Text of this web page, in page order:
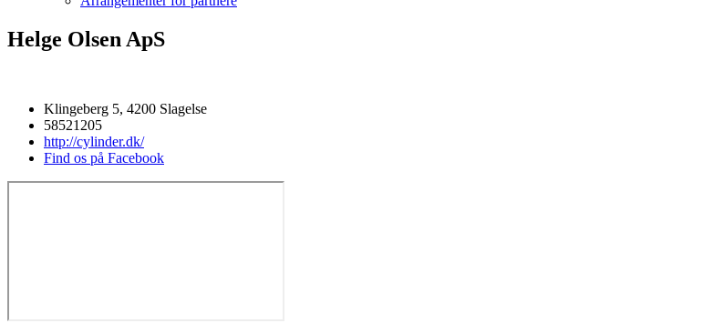
Helge Olsen ApS
Klingeberg 5, 4200 Slagelse
58521205
http://cylinder.dk/
Find os på Facebook